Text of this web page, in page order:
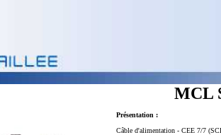
MCL
Présentation :
Câble d'alimentation - CEE 7/7